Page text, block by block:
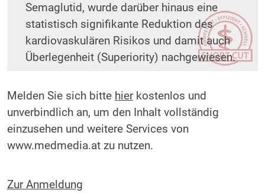
Semaglutid, wurde darüber hinaus eine
statistisch signifikante Reduktion des
kardiovaskulären Risikos und damit auch
Überlegenheit (Superiority) nachgewiesen.
Melden Sie sich bitte hierkostenlos und
unverbindlich an, um den Inhalt vollständig
einzusehen und weitere Services von
www.medmedia.at zu nutzen.
Zur Anmeldung